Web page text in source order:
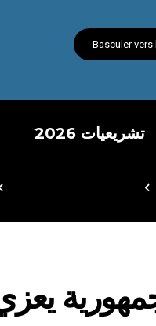
Basculer
تشريعيات 2026